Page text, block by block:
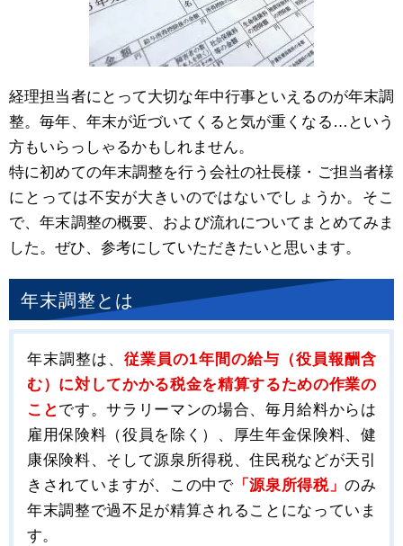
経理担当者にとって大切な年中行事といえるのが年末調
整。毎年、年末が近づいてくると気が重くなる…という
方もいらっしゃるかもしれません。
特に初めての年末調整を行う会社の社長様・ご担当者様
にとっては不安が大きいのではないでしょうか。そこ
で、年末調整の概要、および流れについてまとめてみま
した。ぜひ、参考にしていただきたいと思います。
年末調整とは
年末調整は、従業員の1年間の給与（役員報酬含
む）に対してかかる税金を精算するための作業の
ことです。サラリーマンの場合、毎月給料からは
雇用保険料（役員を除く）、厚生年金保険料、健
康保険料、そして源泉所得税、住民税などが天引
きされていますが、この中で「源泉所得税」のみ
年末調整で過不足が精算されることになっていま
す。